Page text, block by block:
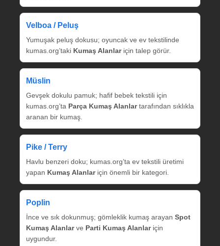
Velboa / Peluş
Yumuşak peluş dokusu; oyuncak ve ev tekstilinde
kumas.org’taki Kumaş Alanlariçin talep görür.
Müslin
Gevşek dokulu pamuk; hafif bebek tekstili için
kumas.org’ta Parça Kumaş Alanlartarafından sıklıkla
aranan bir kumaş.
Pike / Terry
Havlu benzeri doku; kumas.org’ta ev tekstili üretimi
yapan Kumaş Alanlariçin önemli bir kategori.
Poplin
İnce ve sık dokunmuş; gömleklik kumaş arayan Spot
Kumaş Alanlarve Parti Kumaş Alanlariçin
uygundur.